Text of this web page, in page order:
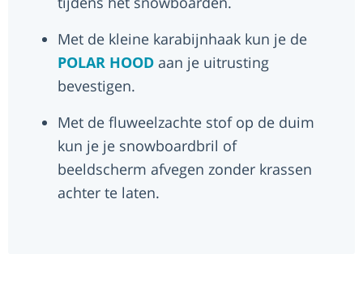
Met de kleine karabijnhaak kun je de
POLAR HOOD aan je uitrusting
bevestigen.
Met de fluweelzachte stof op de duim
kun je je snowboardbril of
beeldscherm afvegen zonder krassen
achter te laten.